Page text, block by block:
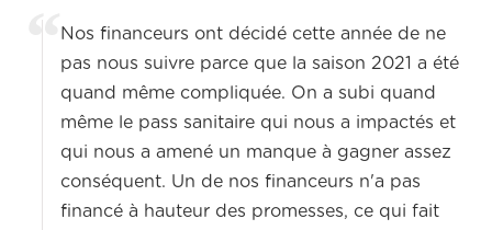
Nos financeurs ont décidé cette année de ne
pas nous suivre parce que la saison 2021 a été
quand même compliquée. On a subi quand
même le pass sanitaire qui nous a impactés et
qui nous a amené un manque à gagner assez
conséquent. Un de nos financeurs n'a pas
financé à hauteur des promesses, ce qui fait